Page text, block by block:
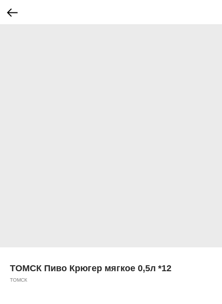
ТОМСК Пиво Крюгер мягкое 0,5л *12
ТОМСК